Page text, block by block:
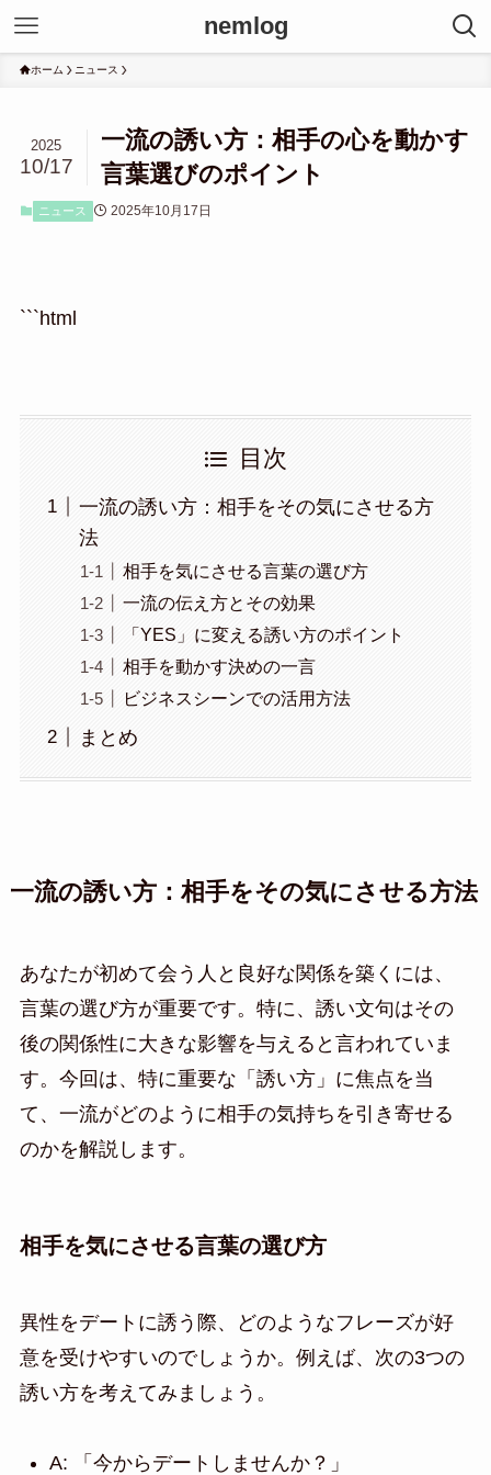
nemlog
ホーム ニュース
一流の誘い方：相手の心を動かす
言葉選びのポイント
2025
10/17
ニュース 2025年10月17日
```html
目次
一流の誘い方：相手をその気にさせる方
法
相手を気にさせる言葉の選び方
一流の伝え方とその効果
「YES」に変える誘い方のポイント
相手を動かす決めの一言
ビジネスシーンでの活用方法
まとめ
一流の誘い方：相手をその気にさせる方法
あなたが初めて会う人と良好な関係を築くには、
言葉の選び方が重要です。特に、誘い文句はその
後の関係性に大きな影響を与えると言われていま
す。今回は、特に重要な「誘い方」に焦点を当
て、一流がどのように相手の気持ちを引き寄せる
のかを解説します。
相手を気にさせる言葉の選び方
異性をデートに誘う際、どのようなフレーズが好
意を受けやすいのでしょうか。例えば、次の3つの
誘い方を考えてみましょう。
A: 「今からデートしませんか？」